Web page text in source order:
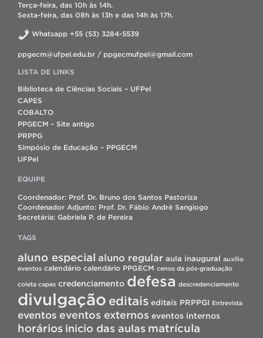
Terça-feira, das 10h às 14h.
Sexta-feira, das 08h às 13h e das 14h às 17h.
Whatsapp +55 (53) 3284-5539
ppgecm@ufpel.edu.br / ppgecmufpel@gmail.com
LISTA DE LINKS
Biblioteca de Ciências Sociais – UFPel
CAPES
COBALTO
PPGECM – Site antigo
PRPPG
Simpósio de Educação – PPGECM
UFPel
EQUIPE
Coordenador: Prof. Dr. Bruno dos Santos Pastoriza
Coordenador Adjunto: Prof. Dr. Fábio André Sangiogo
Secretária: Gabriela P. de Pereira
TAGS
aluno especial aluno regular aula inaugural auxílio
eventos calendário calendário PPGECM censo da pós-graduação
coleta capes credenciamento defesa descredenciamento
divulgação editais editais PRPPGI Entrevista
eventos eventos externos eventos internos
horários inicio das aulas matrícula